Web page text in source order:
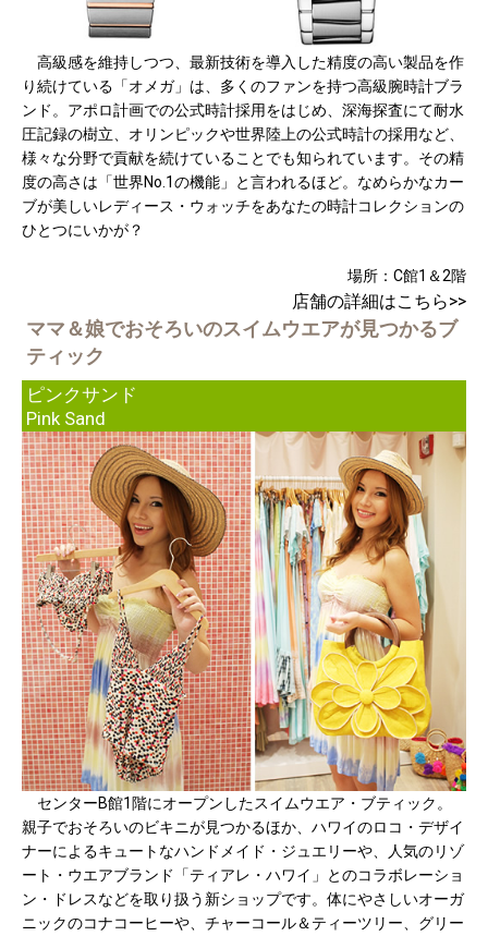
高級感を維持しつつ、最新技術を導入した精度の高い製品を作
り続けている「オメガ」は、多くのファンを持つ高級腕時計ブラ
ンド。アポロ計画での公式時計採用をはじめ、深海探査にて耐水
圧記録の樹立、オリンピックや世界陸上の公式時計の採用など、
様々な分野で貢献を続けていることでも知られています。その精
度の高さは「世界No.1の機能」と言われるほど。なめらかなカー
ブが美しいレディース・ウォッチをあなたの時計コレクションの
ひとつにいかが？
場所：C館1＆2階
店舗の詳細はこちら>>
ママ＆娘でおそろいのスイムウエアが見つかるブ
ティック
ピンクサンド
Pink Sand
センターB館1階にオープンしたスイムウエア・ブティック。
親子でおそろいのビキニが見つかるほか、ハワイのロコ・デザイ
ナーによるキュートなハンドメイド・ジュエリーや、人気のリゾ
ート・ウエアブランド「ティアレ・ハワイ」とのコラボレーショ
ン・ドレスなどを取り扱う新ショップです。体にやさしいオーガ
ニックのコナコーヒーや、チャーコール＆ティーツリー、グリー